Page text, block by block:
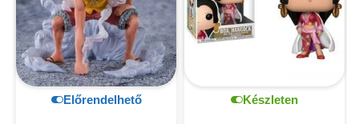
Előrendelhető Készleten